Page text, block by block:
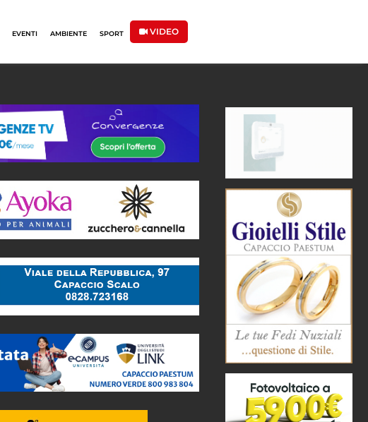
EVENTI AMBIENTE SPORT VIDEO